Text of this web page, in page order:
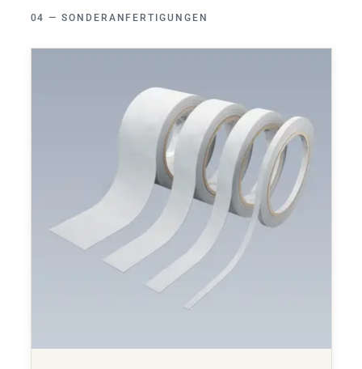
SONDERANFERTIGUNGEN